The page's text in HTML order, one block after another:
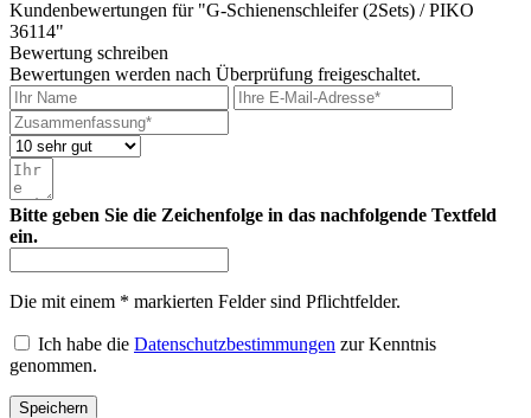
Kundenbewertungen für "G-Schienenschleifer (2Sets) / PIKO
36114"
Bewertung schreiben
Bewertungen werden nach Überprüfung freigeschaltet.
Bitte geben Sie die Zeichenfolge in das nachfolgende Textfeld
ein.
Die mit einem * markierten Felder sind Pflichtfelder.
Ich habe die Datenschutzbestimmungen zur Kenntnis
genommen.
Speichern